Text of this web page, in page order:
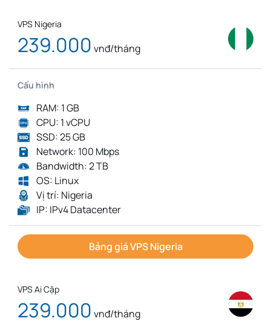
VPS Nigeria
239.000 vnđ/tháng
Cấu hình
RAM: 1 GB
CPU: 1 vCPU
SSD: 25 GB
Network: 100 Mbps
Bandwidth: 2 TB
OS: Linux
Vị trí: Nigeria
IP: IPv4 Datacenter
Bảng giá VPS Nigeria
VPS Ai Cập
239.000 vnđ/tháng